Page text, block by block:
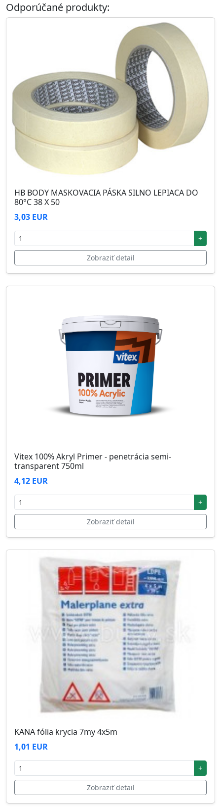
Odporúčané produkty:
HB BODY MASKOVACIA PÁSKA SILNO LEPIACA DO
80°C 38 X 50
3,03 EUR
+
Zobraziť detail
Vitex 100% Akryl Primer - penetrácia semi-
transparent 750ml
4,12 EUR
+
Zobraziť detail
KANA fólia krycia 7my 4x5m
1,01 EUR
+
Zobraziť detail